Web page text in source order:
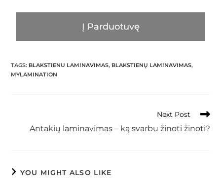
Į Parduotuvę
TAGS: BLAKSTIENU LAMINAVIMAS, BLAKSTIENŲ LAMINAVIMAS,
MYLAMINATION
Next Post
Antakių laminavimas – ką svarbu žinoti žinoti?
YOU MIGHT ALSO LIKE